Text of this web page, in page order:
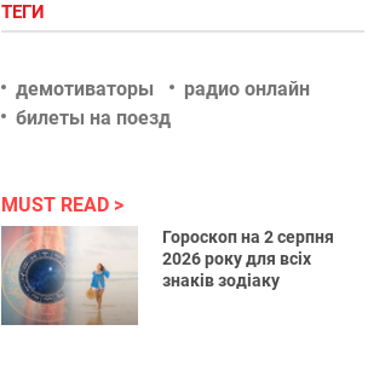
ТЕГИ
демотиваторы
радио онлайн
билеты на поезд
MUST READ
Гороскоп на 2 серпня
2026 року для всіх
знаків зодіаку